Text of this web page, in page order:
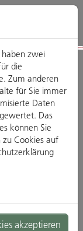
zwei
die
Zum anderen
für Sie immer
Daten
Das
können Sie
Cookies auf
akzeptieren